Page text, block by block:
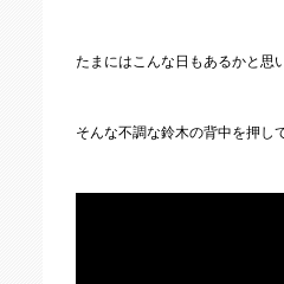
たまにはこんな日もあるかと思
そんな不調な鈴木の背中を押し